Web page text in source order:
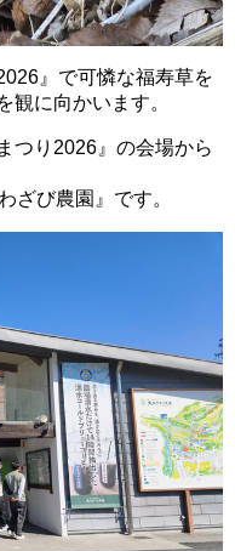
』で可憐な福寿草を
観に向かいます。
つり2026』の会場から
ざび農園』です。